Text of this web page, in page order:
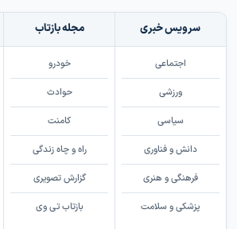
سرویس خبری
اجتماعی
ورزشی
سیاسی
دانش و فناوری
فرهنگی و هنری
پزشکی و سلامت
مجله بازتاب
خودرو
حوادث
کامنت
راه و چاه زندگی
گزارش تصویری
بازتاب تی وی